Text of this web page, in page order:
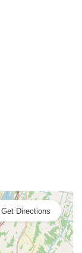
Get Directions